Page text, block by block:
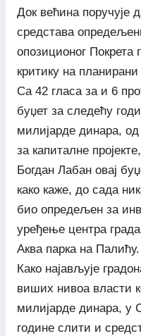
Док већина поручује
средстава
опозиционог Покрета
критику на
Са 42 гласа за и 6
буџет за следећу
милијарде динара,
за капиталне
Богдан Лабан овај
како каже, до сада
био опредељен за
уређење центра
Аква парка на Палићу.
Како најављује
виших нивоа власти
милијарде динара, у
године слити и